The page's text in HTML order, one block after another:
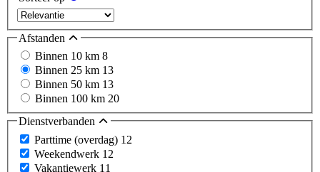
Afstanden
Binnen 10 km 8
Binnen 25 km 13
Binnen 50 km 13
Binnen 100 km 20
Dienstverbanden
Parttime (overdag) 12
Weekendwerk 12
Vakantiewerk 11